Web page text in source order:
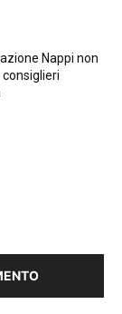
Nappi non
consiglieri